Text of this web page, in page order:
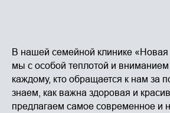
В нашей семейной клинике «Новая
мы с особой теплотой и
каждому, кто обращается к нам
знаем, как важна здоровая и
предлагаем самое современное и